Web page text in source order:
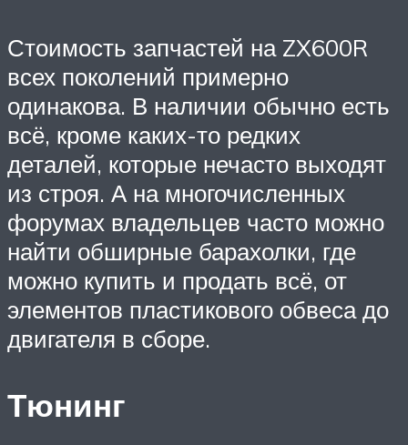
Стоимость запчастей на ZX600R
всех поколений примерно
одинакова. В наличии обычно есть
всё, кроме каких-то редких
деталей, которые нечасто выходят
из строя. А на многочисленных
форумах владельцев часто можно
найти обширные барахолки, где
можно купить и продать всё, от
элементов пластикового обвеса до
двигателя в сборе.
Тюнинг